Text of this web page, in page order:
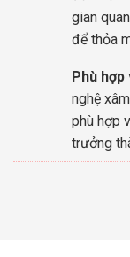
gian
để thỏa
Phù
nghệ
phù hợp
trưởng